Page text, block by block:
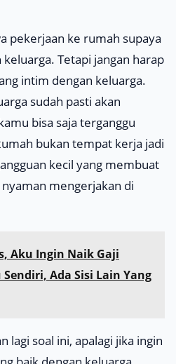
pekerjaan ke rumah supaya
Tetapi jangan harap
intim dengan keluarga.
sudah pasti akan
bisa saja terganggu
bukan tempat kerja jadi
kecil yang membuat
mengerjakan di
Aku Ingin Naik Gaji
Ada Sisi Lain Yang
lagi soal ini, apalagi jika ingin